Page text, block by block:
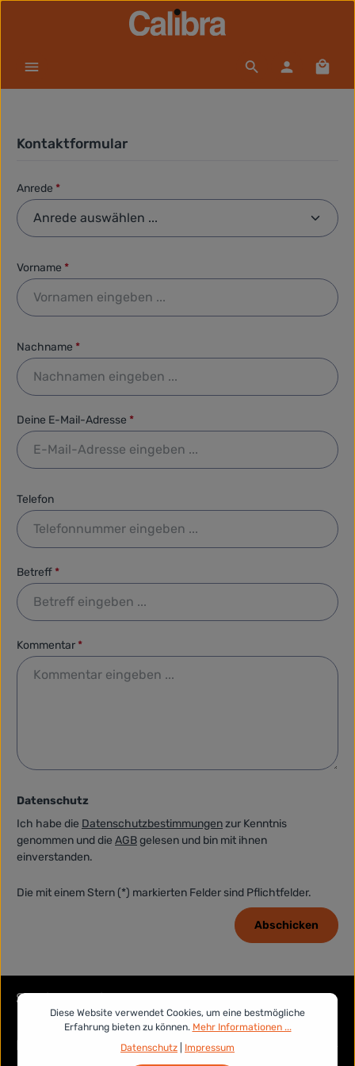
Zum Hauptinhalt springen
Kontaktformular
Anrede *
Vorname *
Nachname *
Deine E-Mail-Adresse *
Telefon
Betreff *
Kommentar *
Datenschutz
Ich habe die Datenschutzbestimmungenzur Kenntnis
genommen und die AGBgelesen und bin mit ihnen
einverstanden.
Die mit einem Stern (*) markierten Felder sind Pflichtfelder.
Abschicken
Service-Hotline
Rechtliches
Diese Website verwendet Cookies, um eine bestmögliche
Erfahrung bieten zu können. Mehr Informationen ...
Datenschutz
Impressum